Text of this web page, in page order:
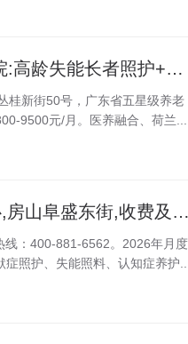
医养结合-2026广州市荔湾区颐寿黄沙长寿分院:高龄失能长者照护+定制膳食
桂新街50号，广东省五星级养老
9500元/月。医养融合、荷兰...
阿尔茨海默症照护2026万科房山随园养老中心,房山阜盛东街,收费及床位详情
线：400-881-6562。2026年月度
照护、失能照料、认知症养护...